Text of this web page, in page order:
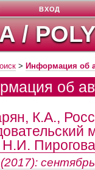
ВХОД
> Информация об
об
К.А.,
сентябрь